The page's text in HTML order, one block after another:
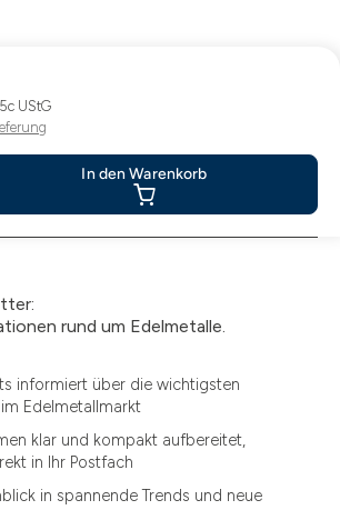
UStG
In den Warenkorb
rund um Edelmetalle.
informiert über die wichtigsten
Edelmetallmarkt
klar und kompakt aufbereitet,
in Ihr Postfach
in spannende Trends und neue